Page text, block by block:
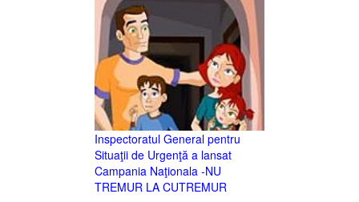
Inspectoratul General pentru
Situaţii de Urgenţă a lansat
Campania Naţionala -NU
TREMUR LA CUTREMUR